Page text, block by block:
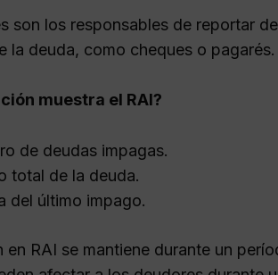
son los responsables de reportar
la deuda, como cheques o pagarés.
muestra el RAI?
de deudas impagas.
total de la deuda.
del último impago.
en RAI se mantiene durante un